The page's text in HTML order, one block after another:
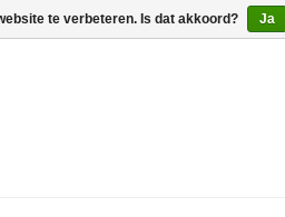
te verbeteren. Is dat akkoord? Ja